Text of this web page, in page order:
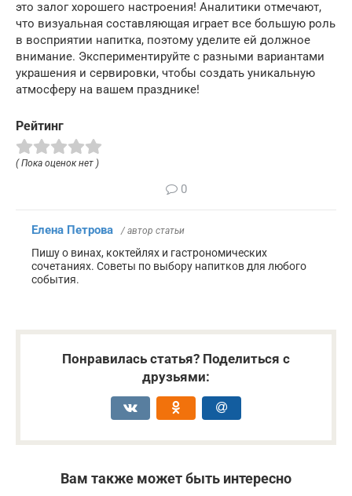
это залог хорошего настроения! Аналитики отмечают,
что визуальная составляющая играет все большую роль
в восприятии напитка, поэтому уделите ей должное
внимание. Экспериментируйте с разными вариантами
украшения и сервировки, чтобы создать уникальную
атмосферу на вашем празднике!
Рейтинг
( Пока оценок нет )
0
Елена Петрова / автор статьи
Пишу о винах, коктейлях и гастрономических
сочетаниях. Советы по выбору напитков для любого
события.
Понравилась статья? Поделиться с
друзьями:
Вам также может быть интересно